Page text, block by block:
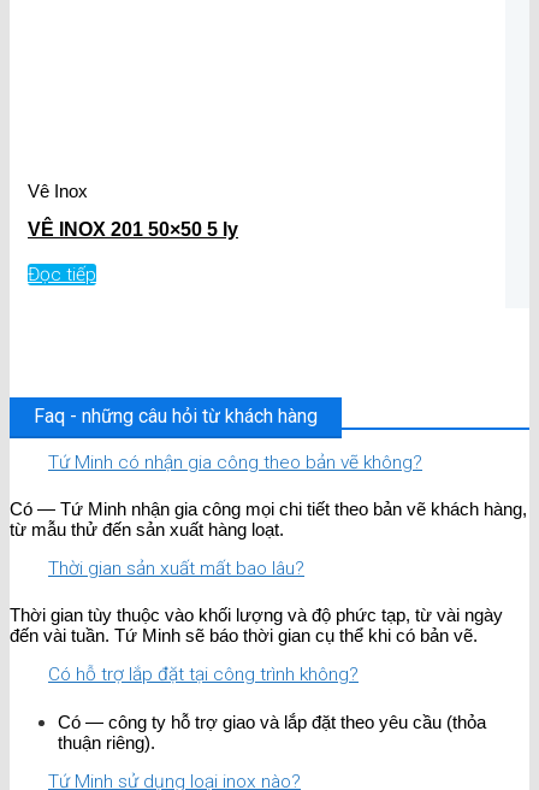
Vê Inox
VÊ INOX 201 50×50 5 ly
Đọc tiếp
Faq - những câu hỏi từ khách hàng
Tứ Minh có nhận gia công theo bản vẽ không?
Có — Tứ Minh nhận gia công mọi chi tiết theo bản vẽ khách hàng,
từ mẫu thử đến sản xuất hàng loạt.
Thời gian sản xuất mất bao lâu?
Thời gian tùy thuộc vào khối lượng và độ phức tạp, từ vài ngày
đến vài tuần. Tứ Minh sẽ báo thời gian cụ thể khi có bản vẽ.
Có hỗ trợ lắp đặt tại công trình không?
Có — công ty hỗ trợ giao và lắp đặt theo yêu cầu (thỏa
thuận riêng).
Tứ Minh sử dụng loại inox nào?